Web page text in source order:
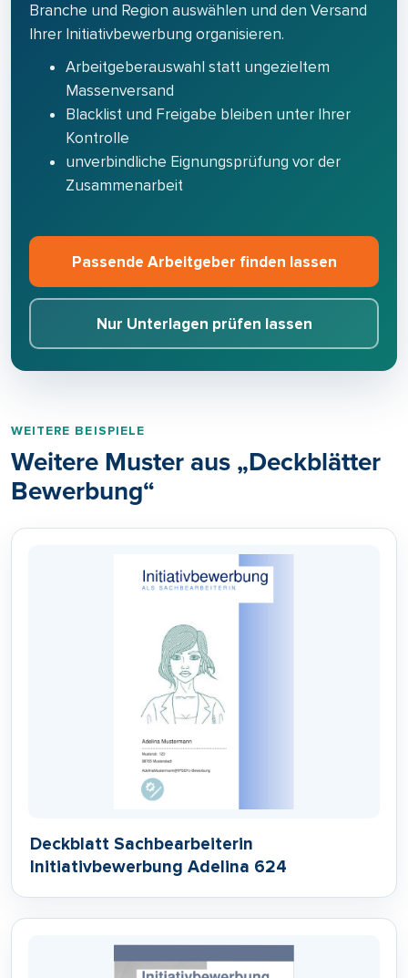
Branche und Region auswählen und den Versand
Ihrer Initiativbewerbung organisieren.
Arbeitgeberauswahl statt ungezieltem
Massenversand
Blacklist und Freigabe bleiben unter Ihrer
Kontrolle
unverbindliche Eignungsprüfung vor der
Zusammenarbeit
Passende Arbeitgeber finden lassen
Nur Unterlagen prüfen lassen
WEITERE BEISPIELE
Weitere Muster aus „Deckblätter
Bewerbung“
Deckblatt Sachbearbeiterin
Initiativbewerbung Adelina 624